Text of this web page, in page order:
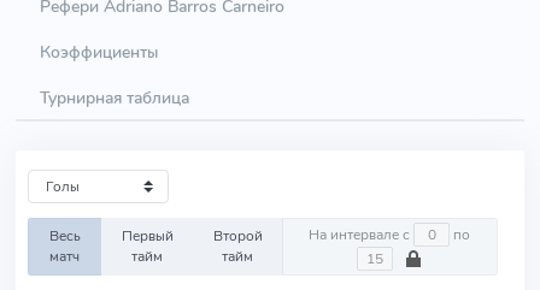
Рефери Adriano Barros Carneiro
Коэффициенты
Турнирная таблица
Весь
матч
Первый
тайм
Второй
тайм
На интервале с по